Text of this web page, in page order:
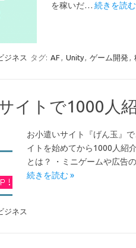
を稼いだ… 続きを読
ジネス タグ: AF, Unity, ゲーム開発 ,
イトで1000人
お小遣いサイト『げん玉』
イトを始めてから1000人紹
とは？ ・ミニゲームや広告
続きを読む »
ジネス